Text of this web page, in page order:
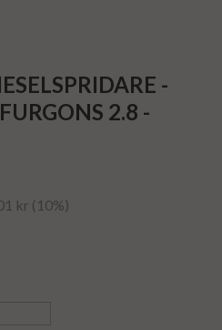
-
2.8 -
kr (10%)